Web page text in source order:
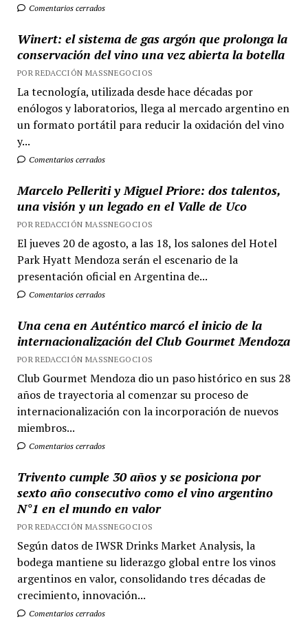
Comentarios cerrados
Winert: el sistema de gas argón que prolonga la
conservación del vino una vez abierta la botella
POR REDACCIÓN MASSNEGOCIOS
La tecnología, utilizada desde hace décadas por
enólogos y laboratorios, llega al mercado argentino en
un formato portátil para reducir la oxidación del vino
y...
Comentarios cerrados
Marcelo Pelleriti y Miguel Priore: dos talentos,
una visión y un legado en el Valle de Uco
POR REDACCIÓN MASSNEGOCIOS
El jueves 20 de agosto, a las 18, los salones del Hotel
Park Hyatt Mendoza serán el escenario de la
presentación oficial en Argentina de...
Comentarios cerrados
Una cena en Auténtico marcó el inicio de la
internacionalización del Club Gourmet Mendoza
POR REDACCIÓN MASSNEGOCIOS
Club Gourmet Mendoza dio un paso histórico en sus 28
años de trayectoria al comenzar su proceso de
internacionalización con la incorporación de nuevos
miembros...
Comentarios cerrados
Trivento cumple 30 años y se posiciona por
sexto año consecutivo como el vino argentino
N°1 en el mundo en valor
POR REDACCIÓN MASSNEGOCIOS
Según datos de IWSR Drinks Market Analysis, la
bodega mantiene su liderazgo global entre los vinos
argentinos en valor, consolidando tres décadas de
crecimiento, innovación...
Comentarios cerrados